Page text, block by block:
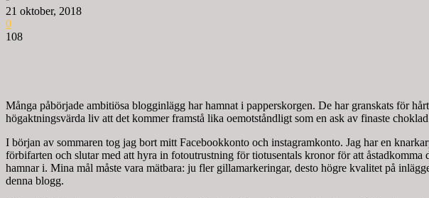
21 oktober, 2018
0
108
Många påbörjade ambitiösa blogginlägg har hamnat i papperskorgen. De har granskats för
högaktningsvärda liv att det kommer framstå lika oemotståndligt som en ask av finaste
I början av sommaren tog jag bort mitt Facebookkonto och instagramkonto. Jag har en
förbifarten och slutar med att hyra in fotoutrustning för tiotusentals kronor för att
hamnar i. Mina mål måste vara mätbara: ju fler gillamarkeringar, desto högre kvalitet på
denna blogg.